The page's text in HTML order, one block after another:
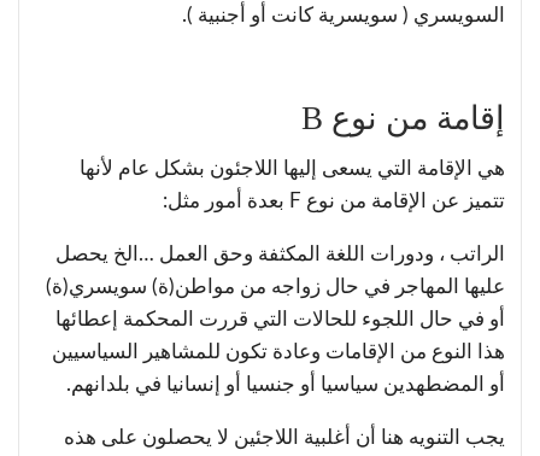
السويسري ( سويسرية كانت أو أجنبية ).
إقامة من نوع B
هي الإقامة التي يسعى إليها اللاجئون بشكل عام لأنها
تتميز عن الإقامة من نوع F بعدة أمور مثل:
الراتب ، ودورات اللغة المكثفة وحق العمل …الخ يحصل
عليها المهاجر في حال زواجه من مواطن(ة) سويسري(ة)
أو في حال اللجوء للحالات التي قررت المحكمة إعطائها
هذا النوع من الإقامات وعادة تكون للمشاهير السياسيين
أو المضطهدين سياسيا أو جنسيا أو إنسانيا في بلدانهم.
يجب التنويه هنا أن أغلبية اللاجئين لا يحصلون على هذه